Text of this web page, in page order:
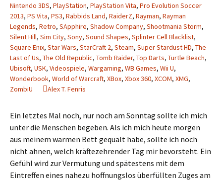
Nintendo 3DS, PlayStation, PlayStation Vita, Pro Evolution Soccer
2013, PS Vita, PS3, Rabbids Land, RaiderZ, Rayman, Rayman
Legends, Retro, SApphire, Shadow Company, Shootmania Storm,
Silent Hill, Sim City, Sony, Sound Shapes, Splinter Cell Blacklist,
Square Enix, Star Wars, StarCraft 2, Steam, Super Stardust HD, The
Last of Us, The Old Republic, Tomb Raider, Top Darts, Turtle Beach,
Ubisoft, USK, Videospiele, Wargaming, WB Games, Wii U,
Wonderbook, World of Warcraft, XBox, Xbox 360, XCOM, XMG,
ZombiU
Alex T. Fenris
Ein letztes Mal noch, nur noch am Sonntag sollte ich mich
unter die Menschen begeben. Als ich mich heute morgen
aus meinem warmen Bett gequält habe, sollte ich noch
nicht ahnen, welch kräftezehrender Tag mir bevorsteht. Ein
Gefühl wird zur Vermutung und spätestens mit dem
Eintreffen eines nahezu hoffnungslos überfüllten Zuges am